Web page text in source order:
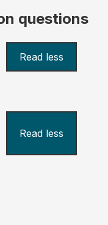
questions
Read less
Read less